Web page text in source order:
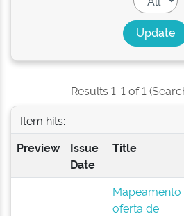
Results 1-1 of 1
Item hits:
Preview
Issue
Date
Title
Mapeamento
oferta de